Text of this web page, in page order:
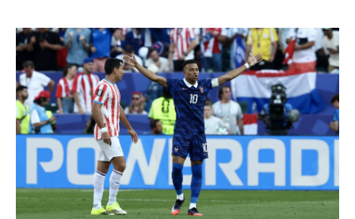
svjetsko prvenstvo 2026